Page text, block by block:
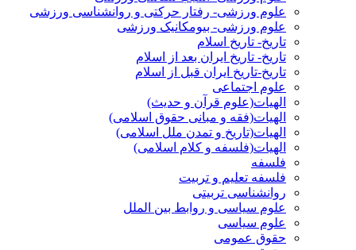
علوم ورزشی- رفتار حرکتی و روانشناسی ورزشی
علوم ورزشی- بیومکانیک ورزشی
تاریخ- تاریخ اسلام
تاریخ- تاریخ ایران بعد از اسلام
تاریخ-تاریخ ایران قبل از اسلام
علوم اجتماعی
الهیات(علوم قرآن و حدیث)
الهیات(فقه و مبانی حقوق اسلامی)
الهیات(تاریخ و تمدن ملل اسلامی)
الهیات(فلسفه و کلام اسلامی)
فلسفه
فلسفه تعلیم و تربیت
روانشناسی تربیتی
علوم سیاسی و روابط بین الملل
علوم سیاسی
حقوق عمومی